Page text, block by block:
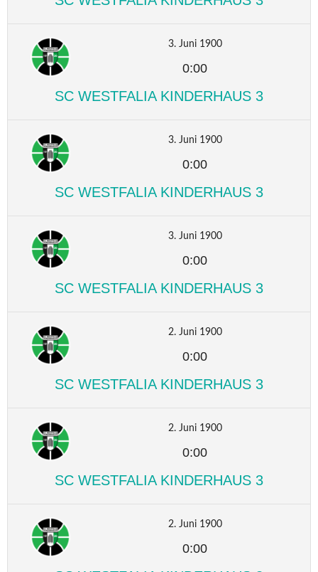
3. Juni 1900
0:00
SC WESTFALIA KINDERHAUS 3
3. Juni 1900
0:00
SC WESTFALIA KINDERHAUS 3
3. Juni 1900
0:00
SC WESTFALIA KINDERHAUS 3
2. Juni 1900
0:00
SC WESTFALIA KINDERHAUS 3
2. Juni 1900
0:00
SC WESTFALIA KINDERHAUS 3
2. Juni 1900
0:00